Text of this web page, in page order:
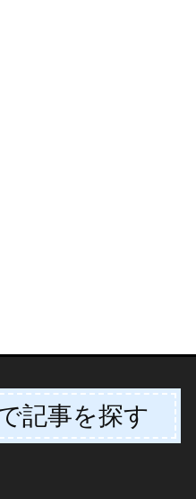
記事を探す